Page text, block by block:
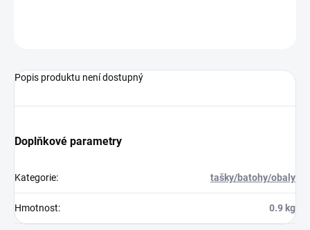
Popis produktu není dostupný
Doplňkové parametry
Kategorie: tašky/batohy/obaly
Hmotnost: 0.9 kg